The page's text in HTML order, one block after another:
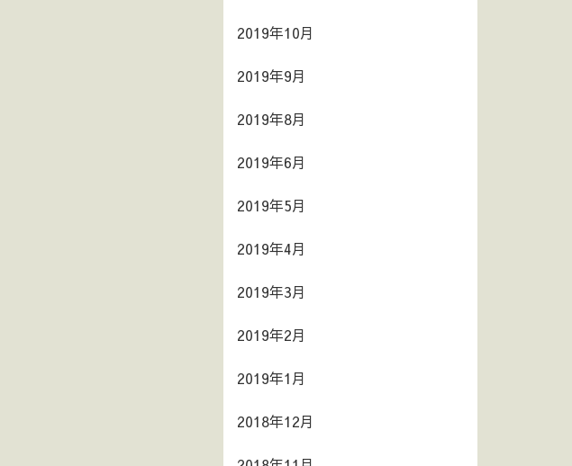
2019年10月
2019年9月
2019年8月
2019年6月
2019年5月
2019年4月
2019年3月
2019年2月
2019年1月
2018年12月